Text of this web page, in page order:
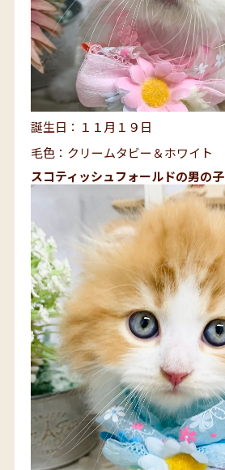
誕生日：１１月１９日
毛色：クリームタビー＆ホワイト
スコティッシュフォールドの男の子